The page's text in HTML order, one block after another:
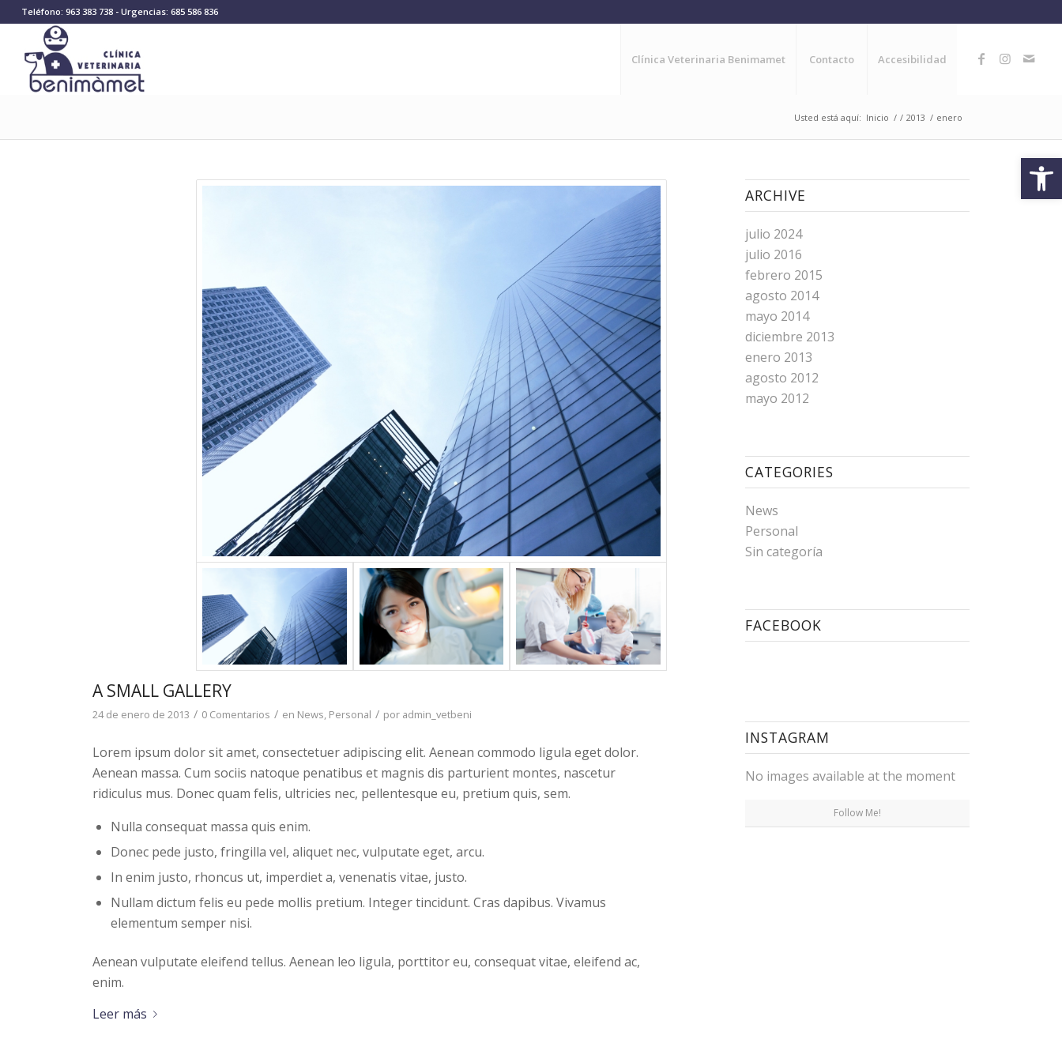
Teléfono: 963 383 738 - Urgencias: 685 586 836
Clínica Veterinaria Benimamet Contacto Accesibilidad
Usted está aquí: Inicio / / 2013 / enero
A SMALL GALLERY
24 de enero de 2013 / 0 Comentarios / en News, Personal / por admin_vetbeni
Lorem ipsum dolor sit amet, consectetuer adipiscing elit. Aenean commodo ligula eget dolor.
Aenean massa. Cum sociis natoque penatibus et magnis dis parturient montes, nascetur
ridiculus mus. Donec quam felis, ultricies nec, pellentesque eu, pretium quis, sem.
Nulla consequat massa quis enim.
Donec pede justo, fringilla vel, aliquet nec, vulputate eget, arcu.
In enim justo, rhoncus ut, imperdiet a, venenatis vitae, justo.
Nullam dictum felis eu pede mollis pretium. Integer tincidunt. Cras dapibus. Vivamus
elementum semper nisi.
Aenean vulputate eleifend tellus. Aenean leo ligula, porttitor eu, consequat vitae, eleifend ac,
enim.
Leer más
ARCHIVE
julio 2024
julio 2016
febrero 2015
agosto 2014
mayo 2014
diciembre 2013
enero 2013
agosto 2012
mayo 2012
CATEGORIES
News
Personal
Sin categoría
FACEBOOK
INSTAGRAM
No images available at the moment
Follow Me!